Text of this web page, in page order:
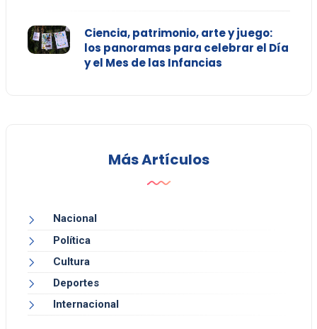
Ciencia, patrimonio, arte y juego:
los panoramas para celebrar el Día
y el Mes de las Infancias
Más Artículos
Nacional
Política
Cultura
Deportes
Internacional